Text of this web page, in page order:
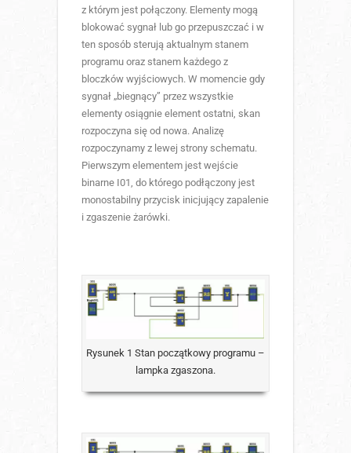
z którym jest połączony. Elementy mogą
blokować sygnał lub go przepuszczać i w
ten sposób sterują aktualnym stanem
programu oraz stanem każdego z
bloczków wyjściowych. W momencie gdy
sygnał „biegnący” przez wszystkie
elementy osiągnie element ostatni, skan
rozpoczyna się od nowa. Analizę
rozpoczynamy z lewej strony schematu.
Pierwszym elementem jest wejście
binarne I01, do którego podłączony jest
monostabilny przycisk inicjujący zapalenie
i zgaszenie żarówki.
Rysunek 1 Stan początkowy programu –
lampka zgaszona.